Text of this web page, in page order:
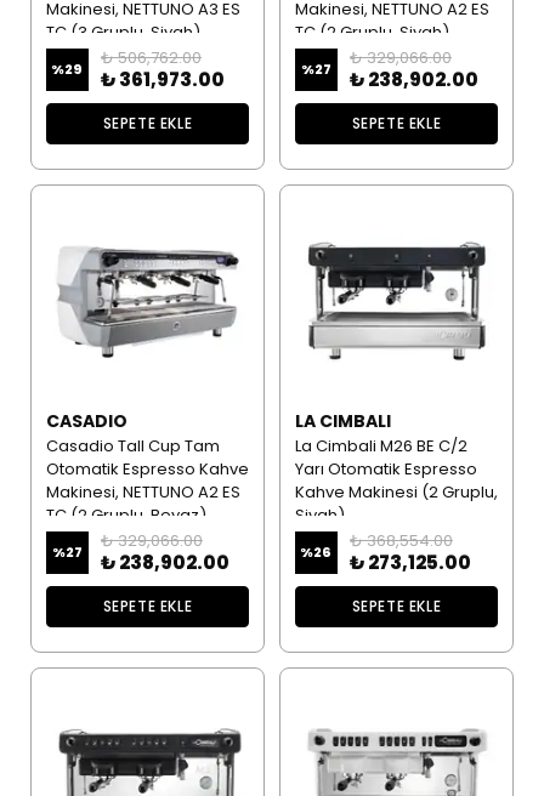
Makinesi, NETTUNO A3 ES
TC (3 Gruplu, Siyah)
%29
₺ 506,762.00
₺ 361,973.00
SEPETE EKLE
Makinesi, NETTUNO A2 ES
TC (2 Gruplu, Siyah)
%27
₺ 329,066.00
₺ 238,902.00
SEPETE EKLE
CASADIO
Casadio Tall Cup Tam
Otomatik Espresso Kahve
Makinesi, NETTUNO A2 ES
TC (2 Gruplu, Beyaz)
%27
₺ 329,066.00
₺ 238,902.00
SEPETE EKLE
LA CIMBALI
La Cimbali M26 BE C/2
Yarı Otomatik Espresso
Kahve Makinesi (2 Gruplu,
Siyah)
%26
₺ 368,554.00
₺ 273,125.00
SEPETE EKLE